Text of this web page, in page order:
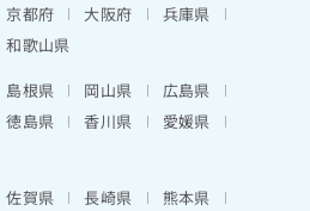
京都府 大阪府
兵庫県
和歌山県
島根県 岡山県
広島県
徳島県 香川県
愛媛県
佐賀県 長崎県
熊本県